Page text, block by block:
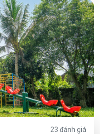
23 đánh giá